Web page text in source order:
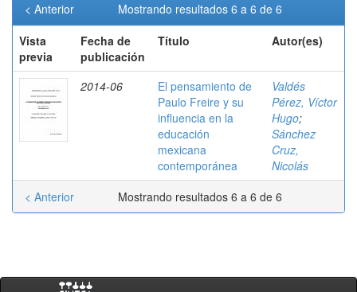
Mostrando resultados 6 a 6 de 6
< Anterior
Vista
previa
Fecha de
publicación
Título Autor(es)
2014-06
El pensamiento de
Paulo Freire y su
influencia en la
educación
mexicana
contemporánea
Valdés
Pérez, Víctor
Hugo;
Sánchez
Cruz,
Nicolás
Mostrando resultados 6 a 6 de 6
< Anterior